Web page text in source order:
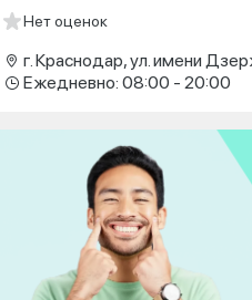
Нет оценок
Ежедневно: 08:00 - 20:00